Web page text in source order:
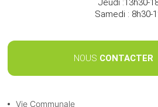
Jeudi :13h30-
Samedi : 8h30-
NOUS CONTACTER
Vie Communale